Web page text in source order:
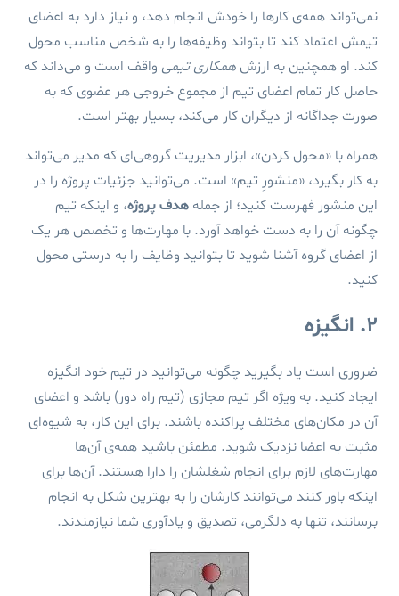
نمی‌تواند همه‌ی کارها را خودش انجام دهد، و نیاز دارد به اعضای
تیمش اعتماد کند تا بتواند وظیفه‌ها را به شخص مناسب محول
کند. او همچنین به ارزش همکاری تیمی واقف است و می‌داند که
حاصل کار تمام اعضای تیم از مجموع خروجی هر عضوی که به
صورت جداگانه از دیگران کار می‌کند، بسیار بهتر است.
همراه با «محول کردن»، ابزار مدیریت گروهی‌ای که مدیر می‌تواند
به کار بگیرد، «منشورِ تیم» است. می‌توانید جزئیات پروژه را در
این منشور فهرست کنید؛ از جمله هدف پروژه، و اینکه تیم
چگونه آن را به دست خواهد آورد. با مهارت‌ها و تخصص هر یک
از اعضای گروه آشنا شوید تا بتوانید وظایف را به درستی محول
کنید.
۲. انگیزه
ضروری است یاد بگیرید چگونه می‌توانید در تیم خود انگیزه
ایجاد کنید. به ویژه اگر تیم مجازی (تیم راه دور) باشد و اعضای
آن در مکان‌های مختلف پراکنده باشند. برای این کار، به شیوه‌ای
مثبت به اعضا نزدیک شوید. مطمئن باشید همه‌ی آن‌ها
مهارت‌های لازم برای انجام شغلشان را دارا هستند. آن‌ها برای
اینکه باور کنند می‌توانند کارشان را به بهترین شکل به انجام
برسانند، تنها به دلگرمی، تصدیق و یادآوری شما نیازمندند.